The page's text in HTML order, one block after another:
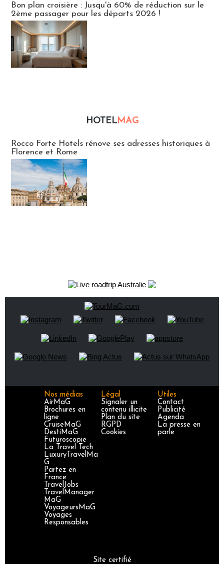
Bon plan croisière : Jusqu'à 60% de réduction sur le
2ème passager pour les départs 2026 !
HOTELMAG
Rocco Forte Hotels rénove ses adresses historiques à
Florence et Rome
Nos médias
AirMaG
Brochures en
ligne
CruiseMaG
DestiMaG
Futuroscopie
La Travel Tech
LuxuryTravelMa
G
Partez en
France
TravelJobs
TravelManager
MaG
VoyageursMaG
Voyages
Responsables
Légal
Signaler un
contenu illicite
Plan du site
RGPD
Cookies
Utiles
Contact
Publicité
Agenda
La presse en
parle
Site certifié